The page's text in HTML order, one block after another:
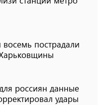
пострадали
Харьковщины
россиян данные
удары